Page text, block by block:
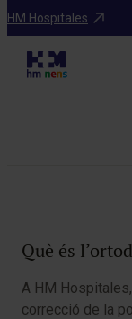
HM Hospitales
Especialitats
Què és
A HM
correcció de la